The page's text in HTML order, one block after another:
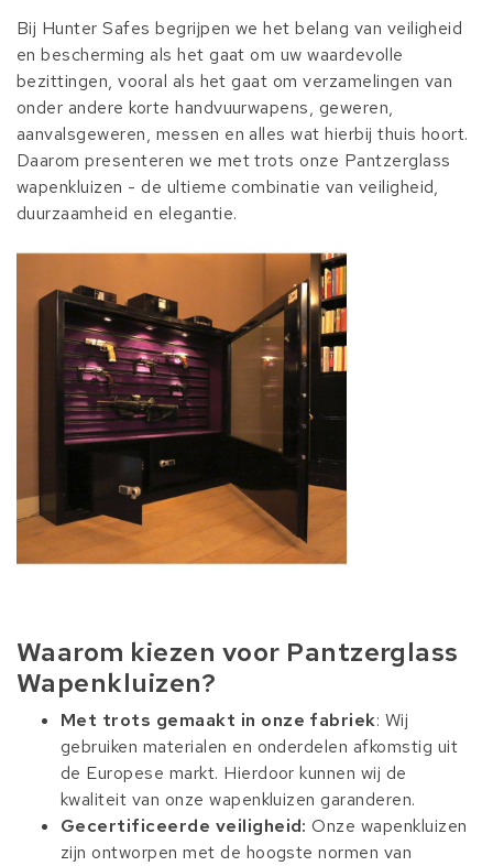
Bij Hunter Safes begrijpen we het belang van veiligheid
en bescherming als het gaat om uw waardevolle
bezittingen, vooral als het gaat om verzamelingen van
onder andere korte handvuurwapens, geweren,
aanvalsgeweren, messen en alles wat hierbij thuis hoort.
Daarom presenteren we met trots onze Pantzerglass
wapenkluizen - de ultieme combinatie van veiligheid,
duurzaamheid en elegantie.
Waarom kiezen voor Pantzerglass
Wapenkluizen?
Met trots gemaakt in onze fabriek: Wij
gebruiken materialen en onderdelen afkomstig uit
de Europese markt. Hierdoor kunnen wij de
kwaliteit van onze wapenkluizen garanderen.
Gecertificeerde veiligheid: Onze wapenkluizen
zijn ontworpen met de hoogste normen van